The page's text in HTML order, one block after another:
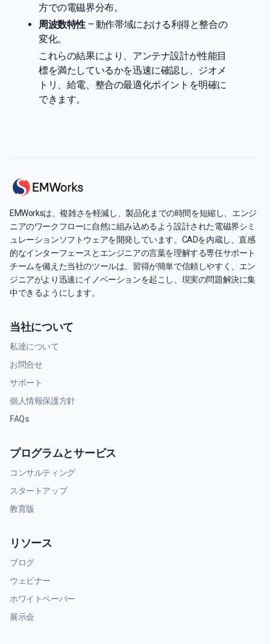
方での電磁界分布。
周波数特性 – 動作帯域における利得と整合の
変化。
これらの結果により、アンテナ設計が性能目
標を満たしているかを迅速に確認し、ジオメ
トリ、給電、整合の最適化ポイントを明確に
できます。
EMWorksは、複雑さを軽減し、製品化までの時間を短縮し、エンジ
ニアのワークフローに自然に組み込めるよう設計された電磁界シミ
ュレーションソフトウェアを開発しています。CADを内蔵し、直感
的なインターフェースとエンジニアの言葉を理解する専任サポート
チームを備えた当社のツールは、習得が簡単で信頼しやすく、エン
ジニアがより迅速にイノベーションを起こし、現実の問題解決に集
中できるようにします。
当社について
私達について
お問合せ
サポート
個人情報保護方針
FAQs
プログラムとサービス
コンサルティング
スタートアップ
教育版
リソース
ブログ
ウェビナー
ホワイトペーパー
展示会